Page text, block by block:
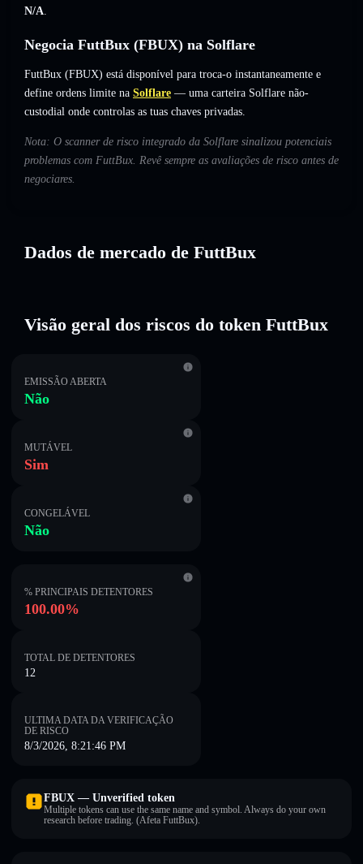
N/A.
Negocia FuttBux (FBUX) na Solflare
FuttBux (FBUX) está disponível para troca-o instantaneamente e
define ordens limite na Solflare — uma carteira Solflare não-
custodial onde controlas as tuas chaves privadas.
Nota: O scanner de risco integrado da Solflare sinalizou potenciais
problemas com FuttBux. Revê sempre as avaliações de risco antes de
negociares.
Dados de mercado de FuttBux
Visão geral dos riscos do token FuttBux
EMISSÃO ABERTA
Não
MUTÁVEL
Sim
CONGELÁVEL
Não
% PRINCIPAIS DETENTORES
100.00%
TOTAL DE DETENTORES
12
ULTIMA DATA DA VERIFICAÇÃO
DE RISCO
8/3/2026, 8:21:46 PM
FBUX — Unverified token
Multiple tokens can use the same name and symbol. Always do your own
research before trading. (Afeta FuttBux).